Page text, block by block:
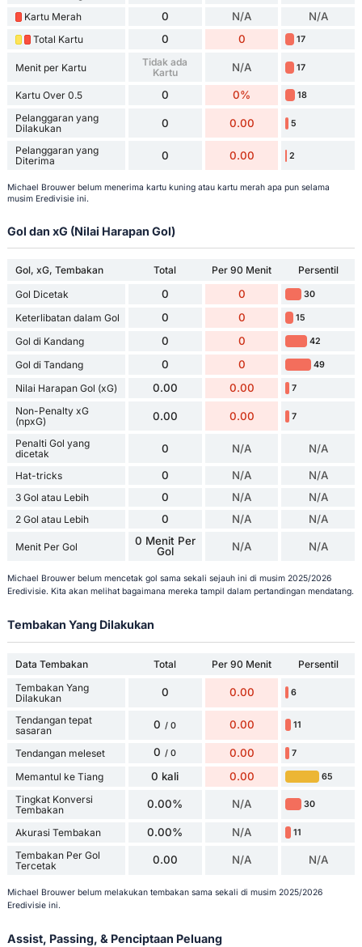
Kartu Merah 0 N/A N/A
Total Kartu 0 0 17
Menit per Kartu
Tidak ada
Kartu
N/A 17
Kartu Over 0.5 0 0% 18
Pelanggaran yang
Dilakukan
0 0.00 5
Pelanggaran yang
Diterima
0 0.00 2
Michael Brouwer belum menerima kartu kuning atau kartu merah apa pun selama
musim Eredivisie ini.
Gol dan xG (Nilai Harapan Gol)
Gol, xG, Tembakan Total Per 90 Menit
Persentil
Gol Dicetak
0 0 30
Keterlibatan dalam Gol 0 0 15
Gol di Kandang 0 0 42
Gol di Tandang 0 0 49
Nilai Harapan Gol (xG) 0.00 0.00 7
Non-Penalty xG
(npxG)
0.00 0.00 7
Penalti Gol yang
dicetak
0 N/A N/A
Hat-tricks 0 N/A N/A
3 Gol atau Lebih 0 N/A N/A
2 Gol atau Lebih 0 N/A N/A
Menit Per Gol
0 Menit Per
Gol
N/A N/A
Michael Brouwer belum mencetak gol sama sekali sejauh ini di musim 2025/2026
Eredivisie. Kita akan melihat bagaimana mereka tampil dalam pertandingan mendatang.
Tembakan Yang Dilakukan
Data Tembakan Total Per 90 Menit
Persentil
Tembakan Yang
Dilakukan
0 0.00 6
Tendangan tepat
sasaran
0 / 0 0.00 11
Tendangan meleset 0 / 0 0.00 7
Memantul ke Tiang 0 kali 0.00 65
Tingkat Konversi
Tembakan
0.00% N/A 30
Akurasi Tembakan 0.00% N/A 11
Tembakan Per Gol
Tercetak
0.00 N/A N/A
Michael Brouwer belum melakukan tembakan sama sekali di musim 2025/2026
Eredivisie ini.
Assist, Passing, & Penciptaan Peluang